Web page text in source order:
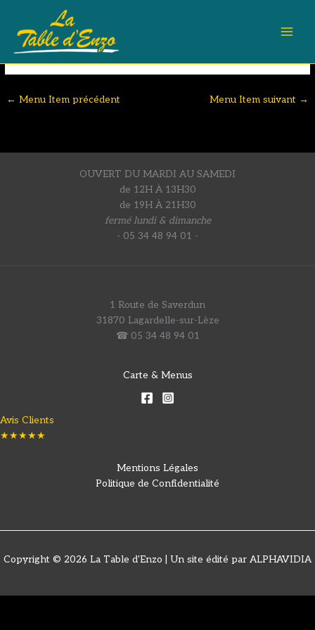
contenu
chèvre frais
Mille-feuille de légumes confits et chèvre frais
← Menu Item précédent Menu Item suivant →
OUVERT DU MARDI AU SAMEDI
de 12H À 13H30
de 19H À 21H30
fermé lundi & dimanche
- 05 34 48 94 01 -
1 Route de Saverdun
31870 Lagardelle-sur-Lèze
☎ 05 34 48 94 01
Carte & Menus
Avis Clients
★★★★★
Mentions Légales
Politique de Confidentialité
Copyright © 2026 La Table d'Enzo | Un site édité par ALPHAVIDIA